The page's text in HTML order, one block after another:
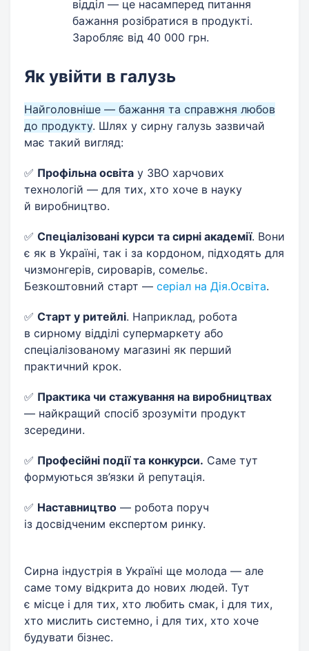
відділ — це насамперед питання
бажання розібратися в продукті.
Заробляє від 40 000 грн.
Як увійти в галузь
Найголовніше — бажання та справжня любов
до продукту. Шлях у сирну галузь зазвичай
має такий вигляд:
✅ Профільна освіта у ЗВО харчових
технологій — для тих, хто хоче в науку
й виробництво.
✅ Спеціалізовані курси та сирні академії. Вони
є як в Україні, так і за кордоном, підходять для
чизмонгерів, сироварів, сомельє.
Безкоштовний старт — серіал на Дія.Освіта.
✅ Старт у ритейлі. Наприклад, робота
в сирному відділі супермаркету або
спеціалізованому магазині як перший
практичний крок.
✅ Практика чи стажування на виробництвах
— найкращий спосіб зрозуміти продукт
зсередини.
✅ Професійні події та конкурси. Саме тут
формуються зв’язки й репутація.
✅ Наставництво — робота поруч
із досвідченим експертом ринку.
Сирна індустрія в Україні ще молода — але
саме тому відкрита до нових людей. Тут
є місце і для тих, хто любить смак, і для тих,
хто мислить системно, і для тих, хто хоче
будувати бізнес.